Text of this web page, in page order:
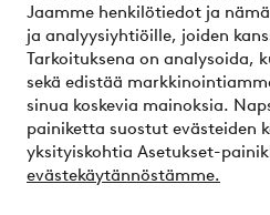
Jaamme henkilötiedot ja
ja analyysiyhtiöille, joiden
Tarkoituksena on analysoida,
sekä edistää
sinua koskevia mainoksia.
painiketta suostut evästeiden
yksityiskohtia Asetukset-
evästekäytännöstämme.
Turvalliset maksut –
Haluatko tietää lisää
elpy